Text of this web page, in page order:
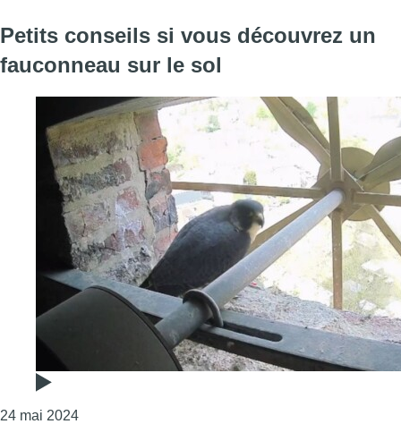
Petits conseils si vous découvrez un
fauconneau sur le sol
24 mai 2024Consulter l'article "Petits conseils si vous